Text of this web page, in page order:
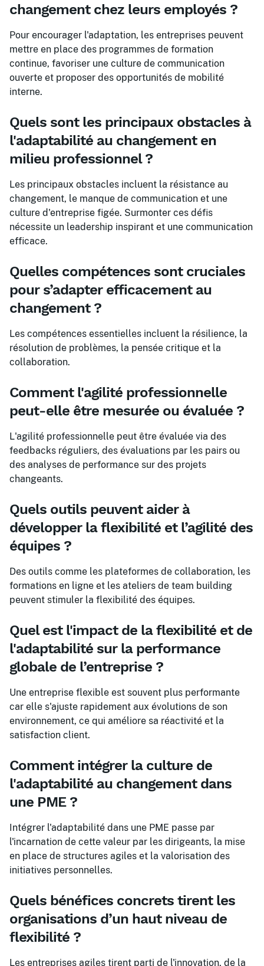
changement chez leurs employés ?
Pour encourager l'adaptation, les entreprises peuvent
mettre en place des programmes de formation
continue, favoriser une culture de communication
ouverte et proposer des opportunités de mobilité
interne.
Quels sont les principaux obstacles à
l'adaptabilité au changement en
milieu professionnel ?
Les principaux obstacles incluent la résistance au
changement, le manque de communication et une
culture d'entreprise figée. Surmonter ces défis
nécessite un leadership inspirant et une communication
efficace.
Quelles compétences sont cruciales
pour s’adapter efficacement au
changement ?
Les compétences essentielles incluent la résilience, la
résolution de problèmes, la pensée critique et la
collaboration.
Comment l'agilité professionnelle
peut-elle être mesurée ou évaluée ?
L'agilité professionnelle peut être évaluée via des
feedbacks réguliers, des évaluations par les pairs ou
des analyses de performance sur des projets
changeants.
Quels outils peuvent aider à
développer la flexibilité et l’agilité des
équipes ?
Des outils comme les plateformes de collaboration, les
formations en ligne et les ateliers de team building
peuvent stimuler la flexibilité des équipes.
Quel est l'impact de la flexibilité et de
l'adaptabilité sur la performance
globale de l’entreprise ?
Une entreprise flexible est souvent plus performante
car elle s'ajuste rapidement aux évolutions de son
environnement, ce qui améliore sa réactivité et la
satisfaction client.
Comment intégrer la culture de
l'adaptabilité au changement dans
une PME ?
Intégrer l'adaptabilité dans une PME passe par
l'incarnation de cette valeur par les dirigeants, la mise
en place de structures agiles et la valorisation des
initiatives personnelles.
Quels bénéfices concrets tirent les
organisations d’un haut niveau de
flexibilité ?
Les entreprises agiles tirent parti de l'innovation, de la